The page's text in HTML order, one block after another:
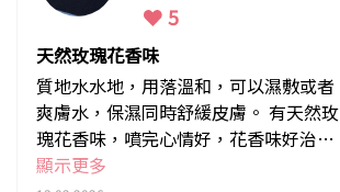
5
天然玫瑰花香味
質地水水地，用落溫和，可以濕敷或者
爽膚水，保濕同時舒緩皮膚。 有天然玫
瑰花香味，噴完心情好，花香味好治
癒，出門前噴都好開心。
顯示更多